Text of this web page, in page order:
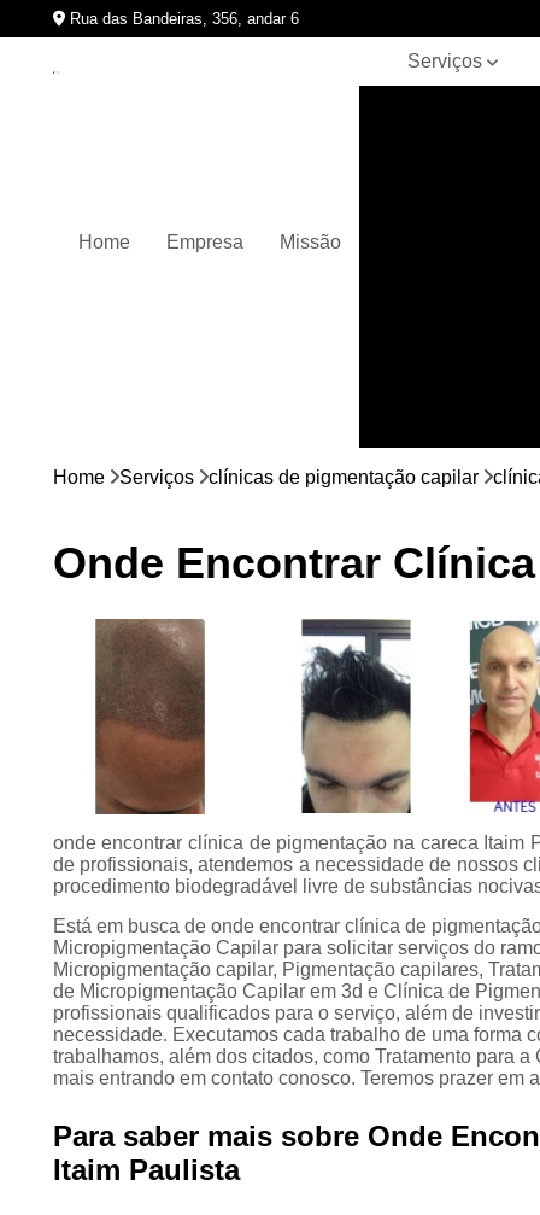
Rua das Bandeiras, 356, andar 6
Home Empresa Missão
Serviços
Preenchimento
Tratamento para
calvície
Home Serviços clínicas de pigmentação capilar
Onde Encontrar
onde encontrar clínica de pigmentação na careca
de profissionais, atendemos a necessidade de nossos
procedimento biodegradável livre de substâncias
Está em busca de onde encontrar clínica de
Micropigmentação Capilar para solicitar serviços do
Micropigmentação capilar, Pigmentação capilares,
de Micropigmentação Capilar em 3d e Clínica de
profissionais qualificados para o serviço, além de
necessidade. Executamos cada trabalho de uma forma
trabalhamos, além dos citados, como Tratamento para
mais entrando em contato conosco. Teremos prazer em
Para saber mais sobre Onde
Itaim Paulista